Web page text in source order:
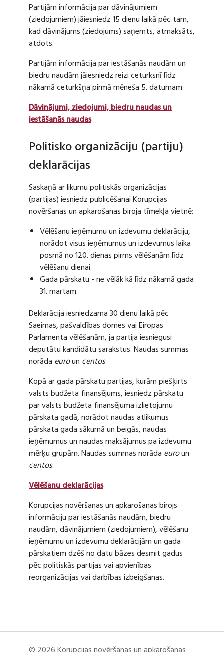
Partijām informācija par dāvinājumiem
(ziedojumiem) jāiesniedz 15 dienu laikā pēc tam,
kad dāvinājums (ziedojums) saņemts, atmaksāts,
atdots.
Partijām informācija par iestāšanās naudām un
biedru naudām jāiesniedz reizi ceturksnī līdz
nākamā ceturkšņa pirmā mēneša 5. datumam.
Dāvinājumi, ziedojumi, biedru naudas un
iestāšanās naudas
Politisko organizāciju (partiju)
deklarācijas
Saskaņā ar likumu politiskās organizācijas
(partijas) iesniedz publicēšanai Korupcijas
novēršanas un apkarošanas biroja tīmekļa vietnē:
Vēlēšanu ieņēmumu un izdevumu deklarāciju,
norādot visus ieņēmumus un izdevumus laika
posmā no 120. dienas pirms vēlēšanām līdz
vēlēšanu dienai.
Gada pārskatu - ne vēlāk kā līdz nākamā gada
31. martam.
Deklarācija iesniedzama 30 dienu laikā pēc
Saeimas, pašvaldības domes vai Eiropas
Parlamenta vēlēšanām, ja partija iesniegusi
deputātu kandidātu sarakstus. Naudas summas
norāda euroun centos.
Kopā ar gada pārskatu partijas, kurām piešķirts
valsts budžeta finansējums, iesniedz pārskatu
par valsts budžeta finansējuma izlietojumu
pārskata gadā, norādot naudas atlikumus
pārskata gada sākumā un beigās, naudas
ieņēmumus un naudas maksājumus pa izdevumu
mērķu grupām. Naudas summas norāda euroun
centos.
Vēlēšanu deklarācijas
Korupcijas novēršanas un apkarošanas birojs
informāciju par iestāšanās naudām, biedru
naudām, dāvinājumiem (ziedojumiem), vēlēšanu
ieņēmumu un izdevumu deklarācijām un gada
pārskatiem dzēš no datu bāzes desmit gadus
pēc politiskās partijas vai apvienības
reorganizācijas vai darbības izbeigšanas.